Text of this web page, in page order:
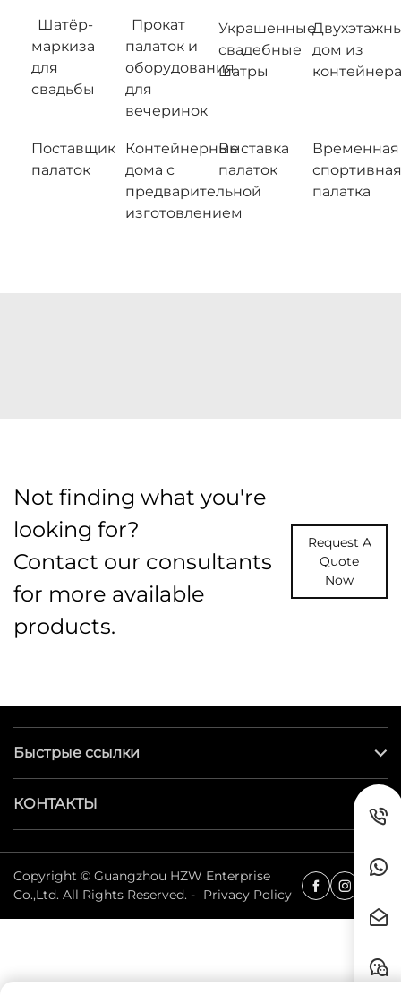
Шатёр-
маркиза
для
свадьбы
Прокат
палаток и
оборудования
для
вечеринок
Украшенные
свадебные
шатры
дом из
контейнера
Поставщик
палаток
Контейнерные
дома с
предварительной
изготовлением
Выставка
палаток
Временная
спортивная
палатка
Not finding what you're
looking for?
Contact our consultants
for more available
products.
Request A
Quote
Now
Быстрые ссылки
КОНТАКТЫ
Copyright © Guangzhou HZW Enterprise
Co.,Ltd. All Rights Reserved. - Privacy Policy